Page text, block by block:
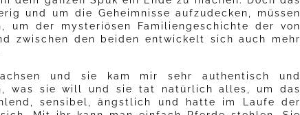
und um die Geheimnisse aufzudecken, müssen
um der mysteriösen Familiengeschichte der von
zwischen den beiden entwickelt sich auch mehr
und sie kam mir sehr authentisch und
was sie will und sie tat natürlich alles, um das
sensibel, ängstlich und hatte im Laufe der